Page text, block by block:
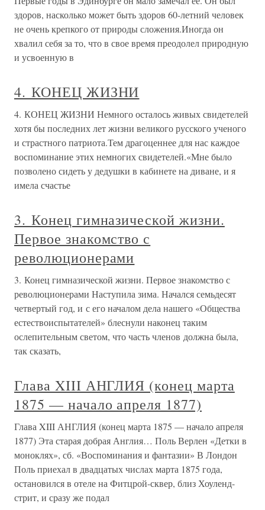
здоров, насколько может быть здоров 60-летний человек
не очень крепкого от природы сложения.Иногда он
хвалил себя за то, что в свое время преодолел природную
и усвоенную в
4. КОНЕЦ ЖИЗНИ
4. КОНЕЦ ЖИЗНИ Немного осталось живых свидетелей
хотя бы последних лет жизни великого русского ученого
и страстного патриота.Тем драгоценнее для нас каждое
воспоминание этих немногих свидетелей.«Мне было
позволено сидеть у дедушки в кабинете на диване, и я
имела счастье
3. Конец гимназической жизни.
Первое знакомство с
революционерами
3. Конец гимназической жизни. Первое знакомство с
революционерами Наступила зима. Начался семьдесят
четвертый год, и с его началом дела нашего «Общества
естествоиспытателей» блеснули наконец таким
ослепительным светом, что часть членов должна была,
так сказать,
Глава XIII АНГЛИЯ (конец марта
1875 — начало апреля 1877)
Глава XIII АНГЛИЯ (конец марта 1875 — начало апреля
1877) Эта старая добрая Англия… Поль Верлен «Детки в
моноклях», сб. «Воспоминания и фантазии» В Лондон
Поль приехал в двадцатых числах марта 1875 года,
остановился в отеле на Фитцрой-сквер, близ Хоуленд-
стрит, и сразу же подал